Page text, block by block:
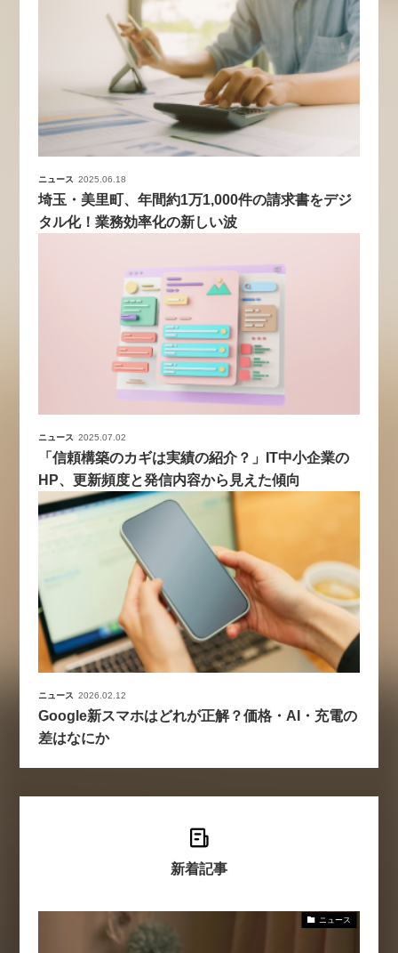
ニュース 2025.06.18
埼玉・美里町、年間約1万1,000件の請求書をデジ
タル化！業務効率化の新しい波
ニュース 2025.07.02
「信頼構築のカギは実績の紹介？」IT中小企業の
HP、更新頻度と発信内容から見えた傾向
ニュース 2026.02.12
Google新スマホはどれが正解？価格・AI・充電の
差はなにか
新着記事
ニュース